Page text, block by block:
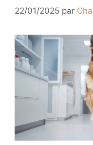
22/01/2025 par